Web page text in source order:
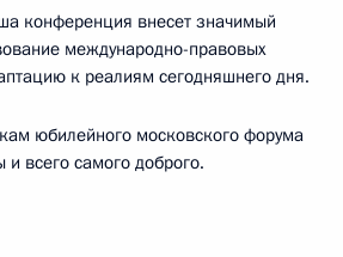
конференция внесет значимый
международно-правовых
к реалиям сегодняшнего дня.
юбилейного московского форума
и всего самого доброго.